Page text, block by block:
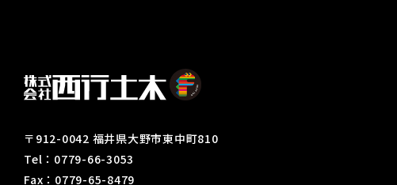
〒912-0042 福井県大野市東中町810
Tel：0779-66-3053
Fax：0779-65-8479